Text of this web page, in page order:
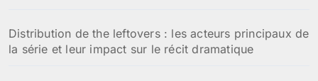
Distribution de the leftovers : les acteurs principaux de
la série et leur impact sur le récit dramatique